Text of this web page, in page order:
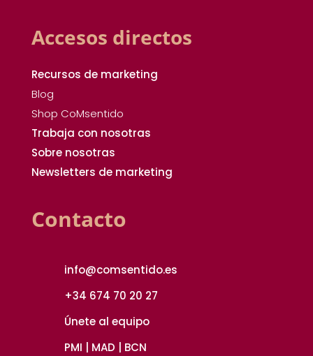
Accesos directos
Recursos de marketing
Blog
Shop CoMsentido
Trabaja con nosotras
Sobre nosotras
Newsletters de marketing
Contacto
info@comsentido.es
+34 674 70 20 27
Únete al equipo
PMI | MAD | BCN